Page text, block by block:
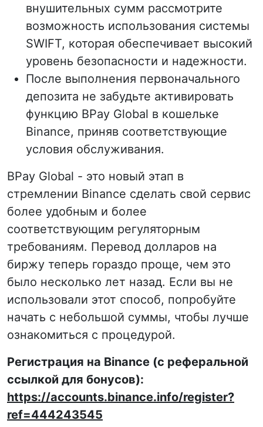
внушительных сумм рассмотрите
возможность использования системы
SWIFT, которая обеспечивает высокий
уровень безопасности и надежности.
После выполнения первоначального
депозита не забудьте активировать
функцию BPay Global в кошельке
Binance, приняв соответствующие
условия обслуживания.
BPay Global - это новый этап в
стремлении Binance сделать свой сервис
более удобным и более
соответствующим регуляторным
требованиям. Перевод долларов на
биржу теперь гораздо проще, чем это
было несколько лет назад. Если вы не
использовали этот способ, попробуйте
начать с небольшой суммы, чтобы лучше
ознакомиться с процедурой.
Регистрация на Binance (с реферальной
ссылкой для бонусов):
https://accounts.binance.info/register?
ref=444243545